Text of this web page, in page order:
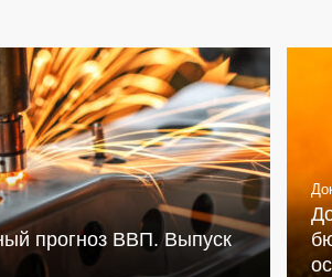
прогноз ВВП. Выпуск